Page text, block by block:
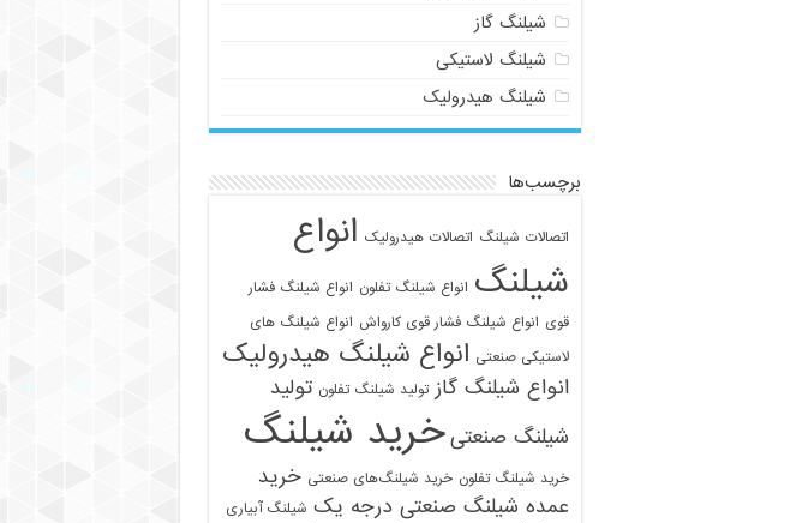
شیلنگ گاز
شیلنگ لاستیکی
شیلنگ هیدرولیک
برچسب‌ها
اتصالات شیلنگ اتصالات هیدرولیک انواع
شیلنگ انواع شیلنگ تفلون انواع شیلنگ فشار
قوی انواع شیلنگ فشار قوی کارواش انواع شیلنگ های
لاستیکی صنعتی انواع شیلنگ هیدرولیک
انواع شیلنگ گاز تولید شیلنگ تفلون تولید
شیلنگ صنعتی خرید شیلنگ
خرید شیلنگ تفلون خرید شیلنگ‌های صنعتی خرید
عمده شیلنگ صنعتی درجه یک شیلنگ آبیاری